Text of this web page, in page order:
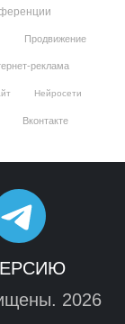
Продвижение
реклама
Нейросети
Вконтакте
2026